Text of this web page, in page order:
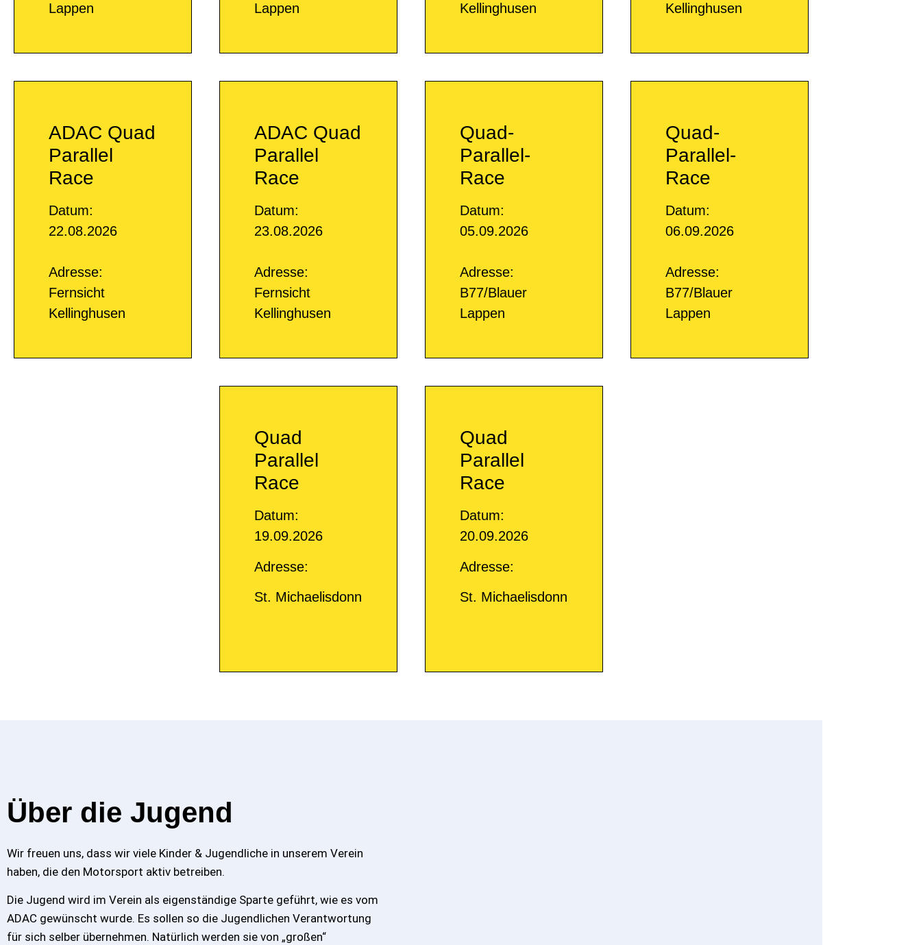
Lappen
Lappen
Kellinghusen
Kellinghusen
ADAC Quad
Parallel
Race
Datum:
22.08.2026
Adresse:
Fernsicht
Kellinghusen
ADAC Quad
Parallel
Race
Datum:
23.08.2026
Adresse:
Fernsicht
Kellinghusen
Quad-
Parallel-
Race
Datum:
05.09.2026
Adresse:
B77/Blauer
Lappen
Quad-
Parallel-
Race
Datum:
06.09.2026
Adresse:
B77/Blauer
Lappen
Quad
Parallel
Race
Datum:
19.09.2026
Adresse:
St. Michaelisdonn
Quad
Parallel
Race
Datum:
20.09.2026
Adresse:
St. Michaelisdonn
Über die Jugend
Wir freuen uns, dass wir viele Kinder & Jugendliche in unserem Verein
haben, die den Motorsport aktiv betreiben.
Die Jugend wird im Verein als eigenständige Sparte geführt, wie es vom
ADAC gewünscht wurde. Es sollen so die Jugendlichen Verantwortung
für sich selber übernehmen. Natürlich werden sie von „großen“